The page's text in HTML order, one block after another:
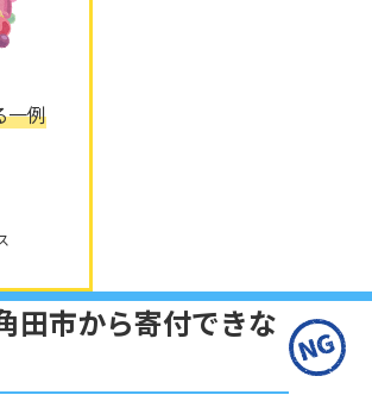
一例
田市から寄付できな